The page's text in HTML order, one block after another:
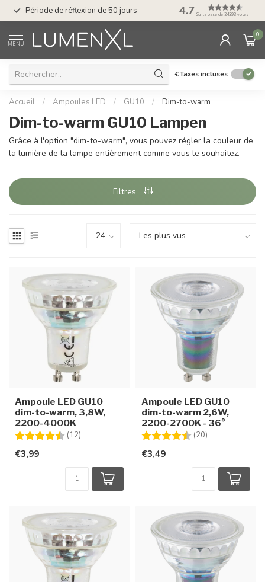
Période de réflexion de 50 jours Service : du lundi
17.00
4.7 Sur la base de 24393 votes
MENU
0
€Taxes incluses
Accueil / Ampoules LED / GU10 / Dim-to-warm
Dim-to-warm GU10 Lampen
Grâce à l'option "dim-to-warm", vous pouvez régler la couleur de
la lumière de la lampe entièrement comme vous le souhaitez.
Filtres
Ampoule LED GU10
dim-to-warm, 3,8W,
2200-4000K
Note:
(12)
€3,99
Ampoule LED GU10
dim-to-warm 2,6W,
2200-2700K - 36°
Note:
(20)
€3,49